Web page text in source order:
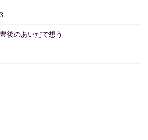
後のあいだで想う